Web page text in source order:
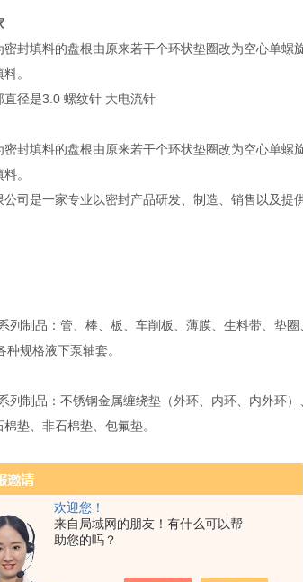
欢迎您！
来自局域网的朋友！有什么可以帮
助您的吗？
封填料的盘根由原来若干个环状垫圈改为空心单
。
径是3.0 螺纹针 大电流针
封填料的盘根由原来若干个环状垫圈改为空心单
。
司是一家专业以密封产品研发、制造、销售以及提
制品：管、棒、板、车削板、薄膜、生料带、垫圈
规格液下泵轴套。
制品：不锈钢金属缠绕垫（外环、内环、内外环）
垫、非石棉垫、包氟垫。
：1010尼龙和MC尼龙两大类，品种有：棒、板、
件。
氟橡胶、丁晴胶、耐油胶、硅橡胶。